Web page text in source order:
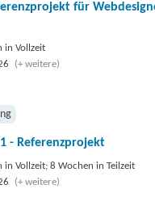
für
in Vollzeit
(+ weitere)
1 - Referenzprojekt
in Vollzeit; 8 Wochen in Teilzeit
(+ weitere)